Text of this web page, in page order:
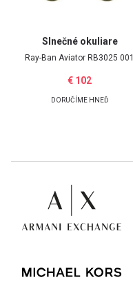
Slnečné okuliare
Ray-Ban Aviator RB3025 001
€ 102
DORUČÍME HNEĎ